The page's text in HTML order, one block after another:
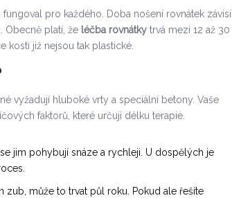
pro každého. Doba nošení rovnátek závisí
Obecně platí, že léčba rovnátky trvá mezi 12 až 30
již nejsou tak plastické.
vyžadují hluboké vrty a speciální betony. Vaše
faktorů, které určují délku terapie.
jim pohybují snáze a rychleji. U dospělých je
zub, může to trvat půl roku. Pokud ale řešíte